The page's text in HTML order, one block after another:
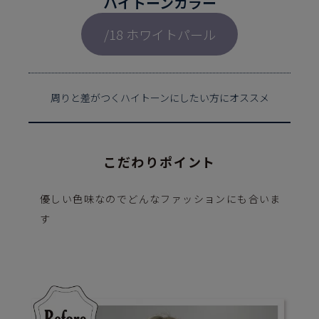
/18 ホワイトパール
周りと差がつくハイトーンにしたい方にオススメ
こだわりポイント
優しい色味なのでどんなファッションにも合いま
す